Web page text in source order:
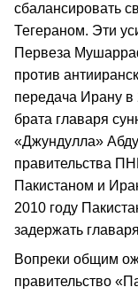
сбалансировать
Тегераном. Эти
Первеза
против
передача Ирану в
брата главаря
«Джундулла»
правительства
Пакистаном и
2010 году
задержать
Вопреки общим
правительство